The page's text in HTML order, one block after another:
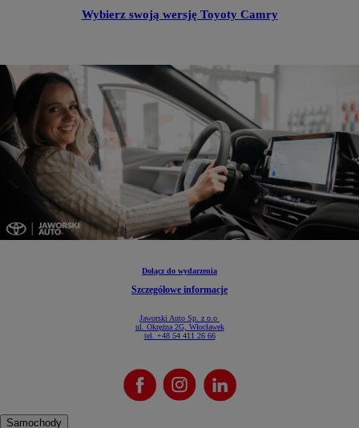
Wybierz swoją wersję Toyoty Camry
Dołącz do wydarzenia
Szczegółowe informacje
Jaworski Auto Sp. z o.o
ul. Okrężna 2G, Włocławek
tel. +48 54 411 26 66
Samochody